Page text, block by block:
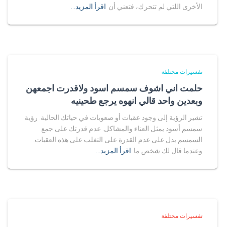
الأخرى اللتي لم تتحرك، فتعني أن اقرأ المزيد…
تفسيرات مختلفة
حلمت اني اشوف سمسم اسود ولاقدرت اجمعهن
وبعدين واحد قالي انهوه يرجع طحينيه
تشير الرؤية إلى وجود عقبات أو صعوبات في حياتك الحالية. رؤية
سمسم أسود يمثل العناء والمشاكل. عدم قدرتك على جمع
السمسم يدل على عدم القدرة على التغلب على هذه العقبات.
وعندما قال لك شخص ما اقرأ المزيد…
تفسيرات مختلفة